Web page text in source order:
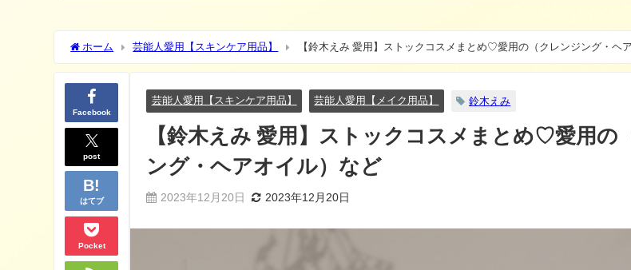
ホーム 芸能人愛用【スキンケア用品】 【鈴木えみ 愛用】ストックコスメまとめ♡愛用の（クレンジング・ヘ
Facebook
post
はてブ
Pocket
芸能人愛用【スキンケア用品】 芸能人愛用【メイク用品】 鈴木えみ
【鈴木えみ 愛用】ストックコスメまとめ♡愛用の
ング・ヘアオイル）など
2023年12月20日 2023年12月20日